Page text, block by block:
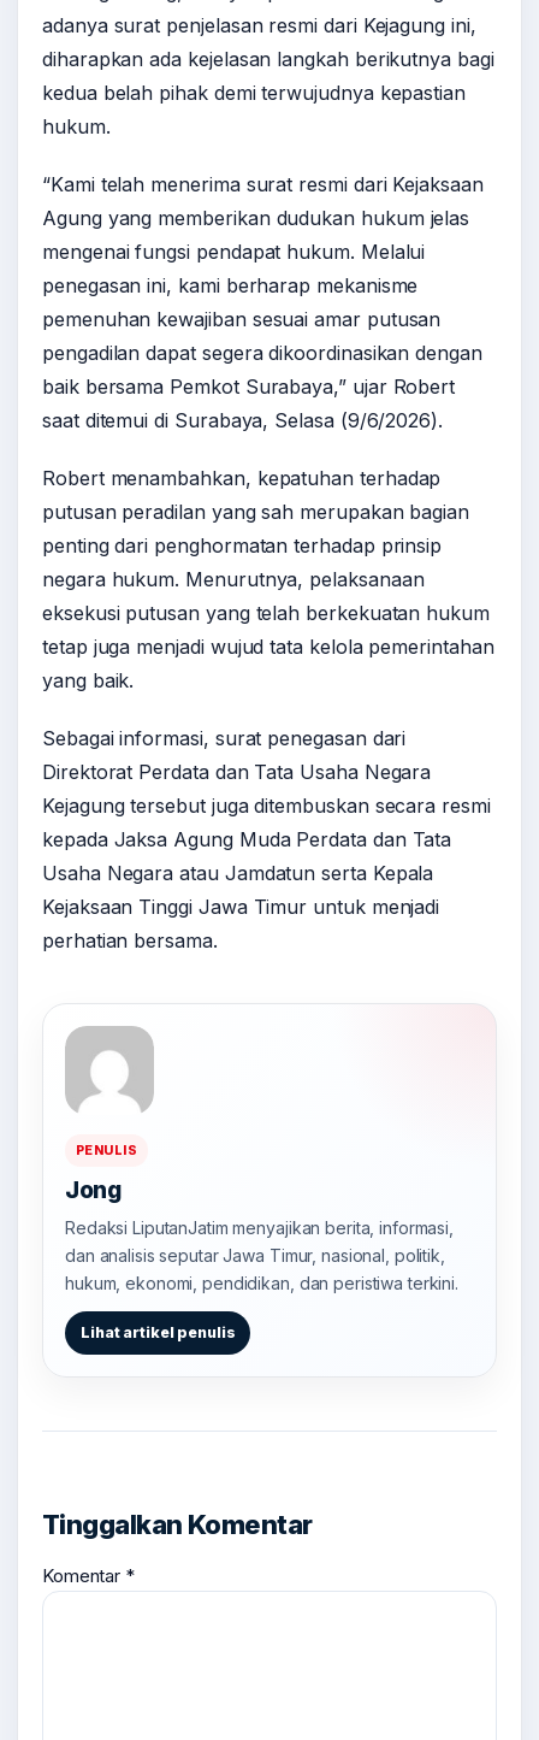
adanya surat penjelasan resmi dari Kejagung ini,
diharapkan ada kejelasan langkah berikutnya bagi
kedua belah pihak demi terwujudnya kepastian
hukum.
“Kami telah menerima surat resmi dari Kejaksaan
Agung yang memberikan dudukan hukum jelas
mengenai fungsi pendapat hukum. Melalui
penegasan ini, kami berharap mekanisme
pemenuhan kewajiban sesuai amar putusan
pengadilan dapat segera dikoordinasikan dengan
baik bersama Pemkot Surabaya,” ujar Robert
saat ditemui di Surabaya, Selasa (9/6/2026).
Robert menambahkan, kepatuhan terhadap
putusan peradilan yang sah merupakan bagian
penting dari penghormatan terhadap prinsip
negara hukum. Menurutnya, pelaksanaan
eksekusi putusan yang telah berkekuatan hukum
tetap juga menjadi wujud tata kelola pemerintahan
yang baik.
Sebagai informasi, surat penegasan dari
Direktorat Perdata dan Tata Usaha Negara
Kejagung tersebut juga ditembuskan secara resmi
kepada Jaksa Agung Muda Perdata dan Tata
Usaha Negara atau Jamdatun serta Kepala
Kejaksaan Tinggi Jawa Timur untuk menjadi
perhatian bersama.
PENULIS
Jong
Redaksi LiputanJatim menyajikan berita, informasi,
dan analisis seputar Jawa Timur, nasional, politik,
hukum, ekonomi, pendidikan, dan peristiwa terkini.
Lihat artikel penulis
Tinggalkan Komentar
Komentar *